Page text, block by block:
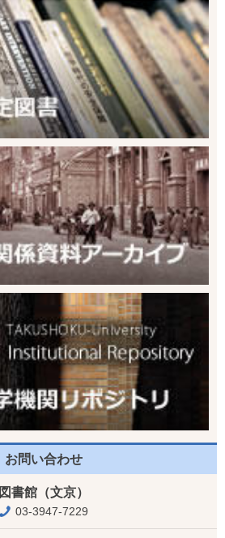
お問い合わせ
図書館（文京）
03-3947-7229